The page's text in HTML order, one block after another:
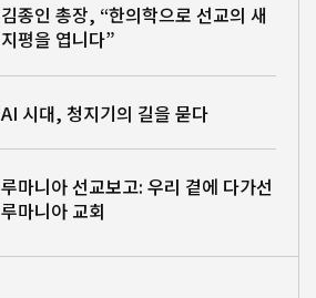
김종인 총장, “한의학으로 선교의 새
지평을 엽니다”
AI 시대, 청지기의 길을 묻다
루마니아 선교보고: 우리 곁에 다가선
루마니아 교회